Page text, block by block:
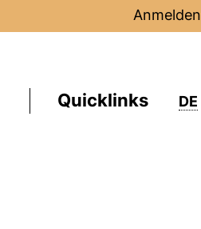
Anmelden
Quicklinks DE